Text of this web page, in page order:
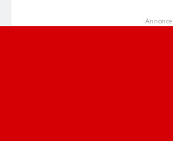
Annonce